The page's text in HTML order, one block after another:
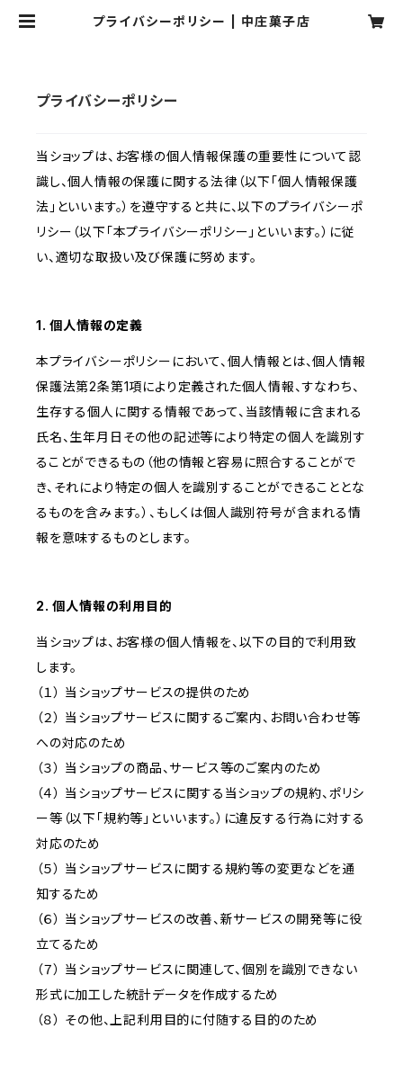
プライバシーポリシー | 中庄菓子店
プライバシーポリシー
当ショップは、お客様の個人情報保護の重要性について認
識し、個人情報の保護に関する法律（以下「個人情報保護
法」といいます。）を遵守すると共に、以下のプライバシーポ
リシー（以下「本プライバシーポリシー」といいます。）に従
い、適切な取扱い及び保護に努めます。
1. 個人情報の定義
本プライバシーポリシーにおいて、個人情報とは、個人情報
保護法第2条第1項により定義された個人情報、すなわち、
生存する個人に関する情報であって、当該情報に含まれる
氏名、生年月日その他の記述等により特定の個人を識別す
ることができるもの（他の情報と容易に照合することがで
き、それにより特定の個人を識別することができることとな
るものを含みます。）、もしくは個人識別符号が含まれる情
報を意味するものとします。
2. 個人情報の利用目的
当ショップは、お客様の個人情報を、以下の目的で利用致
します。
（１） 当ショップサービスの提供のため
（２） 当ショップサービスに関するご案内、お問い合わせ等
への対応のため
（３） 当ショップの商品、サービス等のご案内のため
（４） 当ショップサービスに関する当ショップの規約、ポリシ
ー等（以下「規約等」といいます。）に違反する行為に対する
対応のため
（５） 当ショップサービスに関する規約等の変更などを通
知するため
（６） 当ショップサービスの改善、新サービスの開発等に役
立てるため
（７） 当ショップサービスに関連して、個別を識別できない
形式に加工した統計データを作成するため
（８） その他、上記利用目的に付随する目的のため